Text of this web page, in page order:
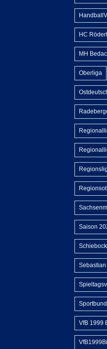
HC
MH
Oberliga
Saison
Schiebock
VfB 1999